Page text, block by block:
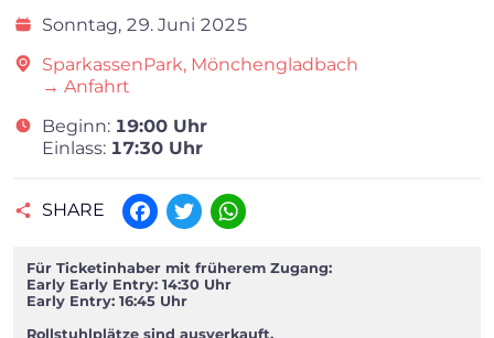
Sonntag, 29. Juni 2025
SparkassenPark, Mönchengladbach
→ Anfahrt
Beginn: 19:00 Uhr
Einlass: 17:30 Uhr
SHARE
Für Ticketinhaber mit früherem Zugang:
Early Early Entry: 14:30 Uhr
Early Entry: 16:45 Uhr
Rollstuhlplätze sind ausverkauft.